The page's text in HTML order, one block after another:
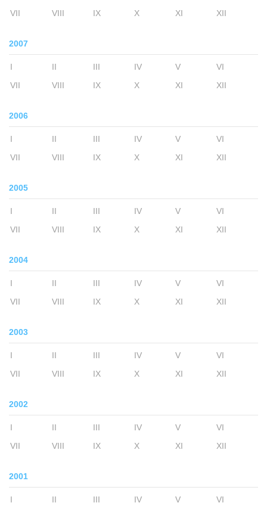
VII
VIII IX X XI XII
2007
I II III IV V
VI
VII
VIII IX X XI XII
2006
I II III IV V
VI
VII
VIII IX X XI XII
2005
I II III IV V
VI
VII
VIII IX X XI XII
2004
I II III IV V
VI
VII
VIII IX X XI XII
2003
I II III IV V
VI
VII
VIII IX X XI XII
2002
I II III IV V
VI
VII
VIII IX X XI XII
2001
I II III IV V
VI